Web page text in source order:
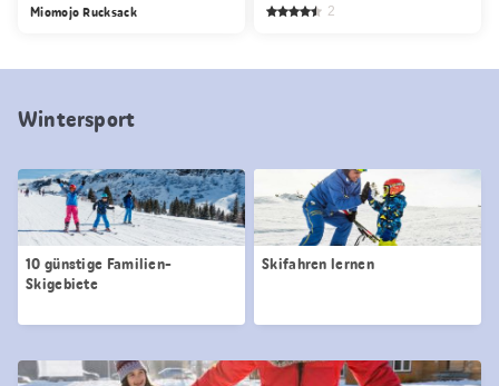
Miomojo Rucksack 2
Wintersport
10 günstige Familien-
Skigebiete
Skifahren lernen